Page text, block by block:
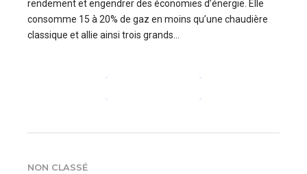
rendement et engendrer des économies d’énergie. Elle
consomme 15 à 20% de gaz en moins qu’une chaudière
classique et allie ainsi trois grands...
NON CLASSÉ